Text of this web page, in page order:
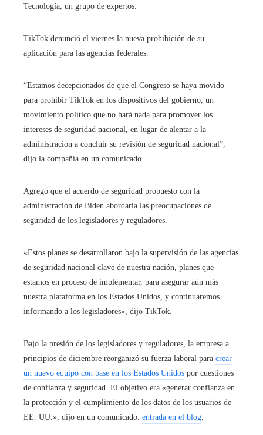
Tecnología, un grupo de expertos.
TikTok denunció el viernes la nueva prohibición de su
aplicación para las agencias federales.
“Estamos decepcionados de que el Congreso se haya movido
para prohibir TikTok en los dispositivos del gobierno, un
movimiento político que no hará nada para promover los
intereses de seguridad nacional, en lugar de alentar a la
administración a concluir su revisión de seguridad nacional”,
dijo la compañía en un comunicado.
Agregó que el acuerdo de seguridad propuesto con la
administración de Biden abordaría las preocupaciones de
seguridad de los legisladores y reguladores.
«Estos planes se desarrollaron bajo la supervisión de las agencias
de seguridad nacional clave de nuestra nación, planes que
estamos en proceso de implementar, para asegurar aún más
nuestra plataforma en los Estados Unidos, y continuaremos
informando a los legisladores», dijo TikTok.
Bajo la presión de los legisladores y reguladores, la empresa a
principios de diciembre reorganizó su fuerza laboral para crear
un nuevo equipo con base en los Estados Unidos por cuestiones
de confianza y seguridad. El objetivo era «generar confianza en
la protección y el cumplimiento de los datos de los usuarios de
EE. UU.», dijo en un comunicado. entrada en el blog